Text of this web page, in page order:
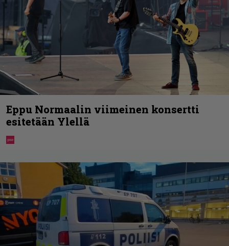
Eppu Normaalin viimeinen konsertti
esitetään Ylellä